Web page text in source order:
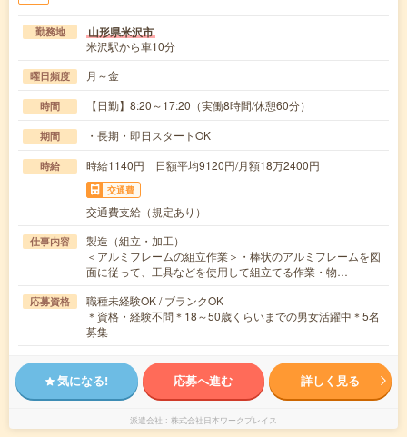
勤務地 山形県米沢市
米沢駅から車10分
曜日頻度 月～金
時間 【日勤】8:20～17:20（実働8時間/休憩60分）
期間 ・長期・即日スタートOK
時給 時給1140円 日額平均9120円/月額18万2400円
交通費
交通費支給（規定あり）
仕事内容
製造（組立・加工）
＜アルミフレームの組立作業＞・棒状のアルミフレームを図
面に従って、工具などを使用して組立てる作業・物…
応募資格
職種未経験OK / ブランクOK
＊資格・経験不問＊18～50歳くらいまでの男女活躍中＊5名
募集
気になる! 応募へ進む 詳しく見る
派遣会社 株式会社日本ワークプレイス